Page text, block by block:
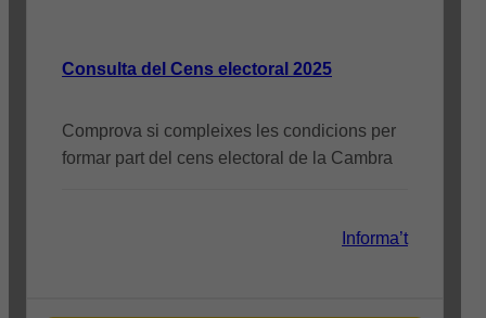
Consulta del Cens electoral 2025
Comprova si compleixes les condicions per
formar part del cens electoral de la Cambra
Informa’t